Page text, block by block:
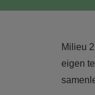
Milieu
eigen